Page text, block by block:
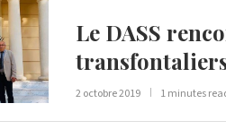
Le DASS
2 octobre 2019 1 minutes